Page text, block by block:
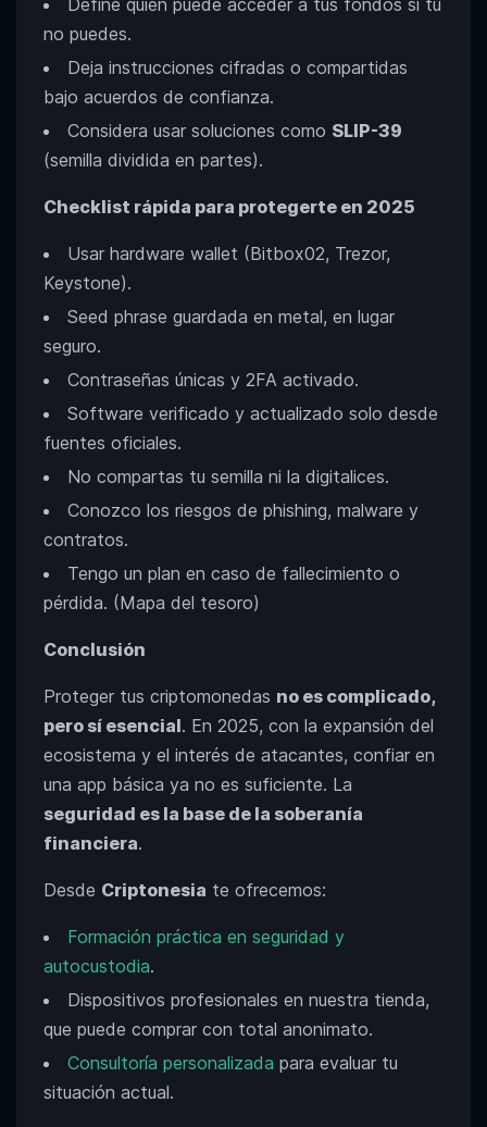
Define quién puede acceder a tus fondos si tú
no puedes.
Deja instrucciones cifradas o compartidas
bajo acuerdos de confianza.
Considera usar soluciones como SLIP-39
(semilla dividida en partes).
Checklist rápida para protegerte en 2025
Usar hardware wallet (Bitbox02, Trezor,
Keystone).
Seed phrase guardada en metal, en lugar
seguro.
Contraseñas únicas y 2FA activado.
Software verificado y actualizado solo desde
fuentes oficiales.
No compartas tu semilla ni la digitalices.
Conozco los riesgos de phishing, malware y
contratos.
Tengo un plan en caso de fallecimiento o
pérdida. (Mapa del tesoro)
Conclusión
Proteger tus criptomonedas no es complicado,
pero sí esencial. En 2025, con la expansión del
ecosistema y el interés de atacantes, confiar en
una app básica ya no es suficiente. La
seguridad es la base de la soberanía
financiera.
Desde Criptonesia te ofrecemos:
Formación práctica en seguridad y
autocustodia.
Dispositivos profesionales en nuestra tienda,
que puede comprar con total anonimato.
Consultoría personalizada para evaluar tu
situación actual.